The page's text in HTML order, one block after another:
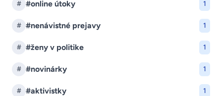
# #online útoky 1
# #nenávistné prejavy 1
# #ženy v politike 1
# #novinárky 1
# #aktivistky 1